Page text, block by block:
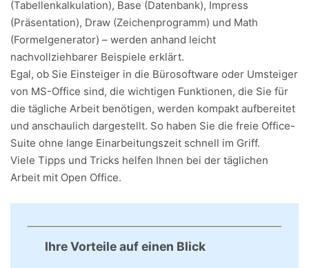
(Tabellenkalkulation), Base (Datenbank), Impress
(Präsentation), Draw (Zeichenprogramm) und Math
(Formelgenerator) – werden anhand leicht
nachvollziehbarer Beispiele erklärt.
Egal, ob Sie Einsteiger in die Bürosoftware oder Umsteiger
von MS-Office sind, die wichtigen Funktionen, die Sie für
die tägliche Arbeit benötigen, werden kompakt aufbereitet
und anschaulich dargestellt. So haben Sie die freie Office-
Suite ohne lange Einarbeitungszeit schnell im Griff.
Viele Tipps und Tricks helfen Ihnen bei der täglichen
Arbeit mit Open Office.
Ihre Vorteile auf einen Blick